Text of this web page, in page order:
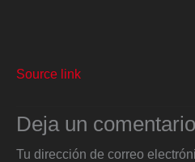
Source link
Deja un comentario
Tu dirección de correo